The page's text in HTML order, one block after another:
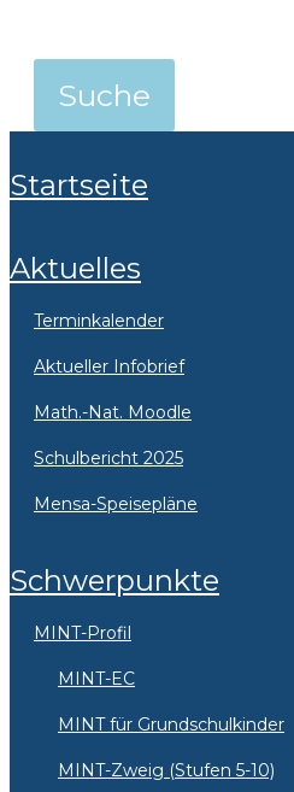
Startseite
Aktuelles
Terminkalender
Aktueller Infobrief
Math.-Nat. Moodle
Schulbericht 2025
Mensa-Speisepläne
Schwerpunkte
MINT-Profil
MINT-EC
MINT für Grundschulkinder
MINT-Zweig (Stufen 5-10)